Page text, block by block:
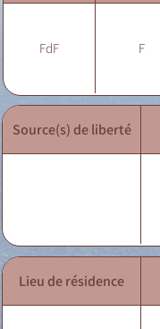
FdF F
Source(s) de liberté
Lieu de résidence